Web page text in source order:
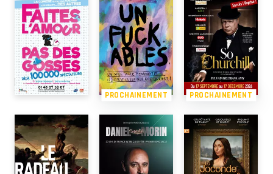
PROCHAINEMENT PROCHAINEMENT